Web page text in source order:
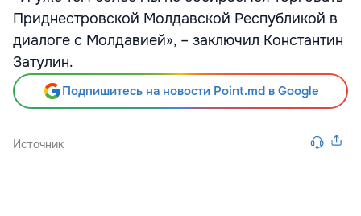
Приднестровской Молдавской Республикой в
диалоге с Молдавией», – заключил Константин
Затулин.
Подпишитесь на новости Point.md в Google
Источник